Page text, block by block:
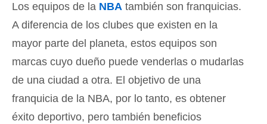
Los equipos de la NBA también son franquicias.
A diferencia de los clubes que existen en la
mayor parte del planeta, estos equipos son
marcas cuyo dueño puede venderlas o mudarlas
de una ciudad a otra. El objetivo de una
franquicia de la NBA, por lo tanto, es obtener
éxito deportivo, pero también beneficios